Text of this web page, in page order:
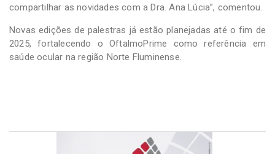
compartilhar as novidades com a Dra. Ana Lúcia”, comentou.
Novas edições de palestras já estão planejadas até o fim de
2025, fortalecendo o OftalmoPrime como referência em
saúde ocular na região Norte Fluminense.